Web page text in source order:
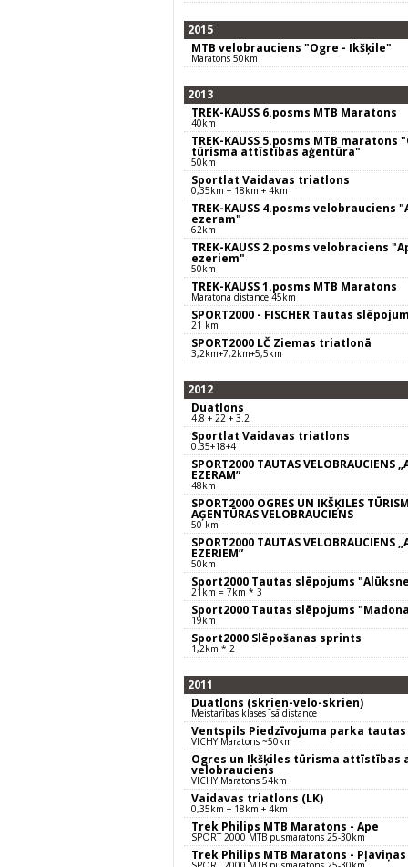
2015
MTB velobrauciens "Ogre - Ikšķile"
Maratons 50km
2013
TREK-KAUSS 6.posms MTB Maratons
40km
TREK-KAUSS 5.posms MTB
tūrisma attīstības aģentūra"
50km
Sportlat Vaidavas triatlons
0,35km + 18km + 4km
TREK-KAUSS 4.posms
ezeram"
62km
TREK-KAUSS 2.posms velobraciens
ezeriem"
50km
TREK-KAUSS 1.posms MTB Maratons
Maratona distance 45km
SPORT2000 - FISCHER Tautas
21 km
SPORT2000 LČ Ziemas triatlonā
3,2km+7,2km+5,5km
2012
Duatlons
4.8 + 22 + 3.2
Sportlat Vaidavas triatlons
0.35+18+4
SPORT2000 TAUTAS VELOBRAUCIENS
EZERAM”
48km
SPORT2000 OGRES UN IKŠĶILES
AĢENTŪRAS VELOBRAUCIENS
50 km
SPORT2000 TAUTAS VELOBRAUCIENS
EZERIEM”
50km
Sport2000 Tautas slēpojums
21km = 7km * 3
Sport2000 Tautas slēpojums
19km
Sport2000 Slēpošanas sprints
1,2km * 2
2011
Duatlons (skrien-velo-skrien)
Meistarības klases īsā distance
Ventspils Piedzīvojuma parka
VICHY Maratons ~50km
Ogres un Ikšķiles tūrisma attīstības
velobrauciens
VICHY Maratons 54km
Vaidavas triatlons (LK)
0,35km + 18km + 4km
Trek Philips MTB Maratons - Ape
SPORT 2000 MTB pusmaratons 25-30km
Trek Philips MTB Maratons - Pļaviņas